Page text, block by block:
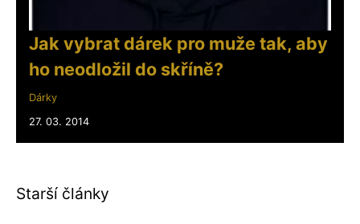
Jak vybrat dárek pro muže tak, aby
ho neodložil do skříně?
Dárky
27. 03. 2014
Starší články